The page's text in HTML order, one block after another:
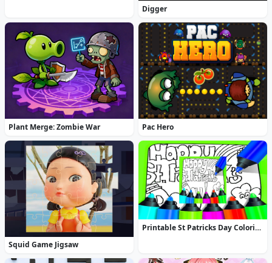
Digger
Plant Merge: Zombie War Pac Hero
Squid Game Jigsaw
Printable St Patricks Day Coloring Pages